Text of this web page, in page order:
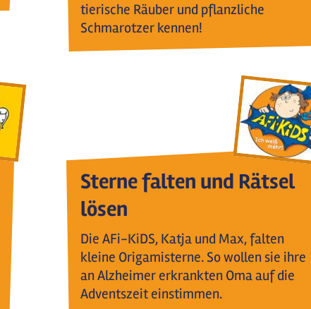
tierische Räuber und pflanzliche
Schmarotzer kennen!
Sterne falten und Rätsel
lösen
Die AFi-KiDS, Katja und Max, falten
kleine Origamisterne. So wollen sie ihre
an Alzheimer erkrankten Oma auf die
Adventszeit einstimmen.